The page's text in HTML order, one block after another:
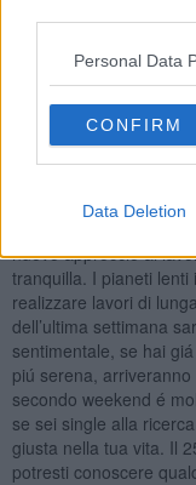
Personal Data
CONFIRM
Data Deletion
Sagittario
Nel mese di aprile
sentimentale dovresti
favorevole di Venere
é in posizione di sfida,
Il 12 aprile la Luna
aprire nuovi orizzonti.
nuovo approccio al
tranquilla. I pianeti
realizzare lavori di
dell’ultima settimana
sentimentale, se hai
piú serena,
secondo weekend é
se sei single alla
giusta nella tua vita. Il
potresti conoscere